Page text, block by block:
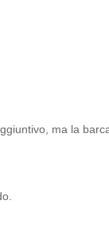
ma la